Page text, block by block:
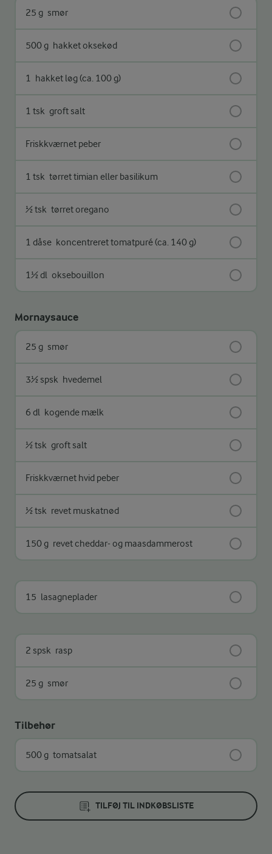
25 g smør
500 g hakket oksekød
1 hakket løg (ca. 100 g)
1 tsk groft salt
Friskkværnet peber
1 tsk tørret timian eller basilikum
½ tsk tørret oregano
1 dåse koncentreret tomatpuré (ca. 140 g)
1½ dl oksebouillon
Mornaysauce
25 g smør
3½ spsk hvedemel
6 dl kogende mælk
½ tsk groft salt
Friskkværnet hvid peber
½ tsk revet muskatnød
150 g revet cheddar- og maasdammerost
15 lasagneplader
2 spsk rasp
25 g smør
Tilbehør
500 g tomatsalat
TILFØJ TIL INDKØBSLISTE